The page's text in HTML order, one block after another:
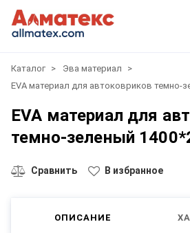
Каталог
Эва материал
EVA материал для автоковриков темно-
EVA материал для
темно-зеленый
Сравнить В избранное
ОПИСАНИЕ